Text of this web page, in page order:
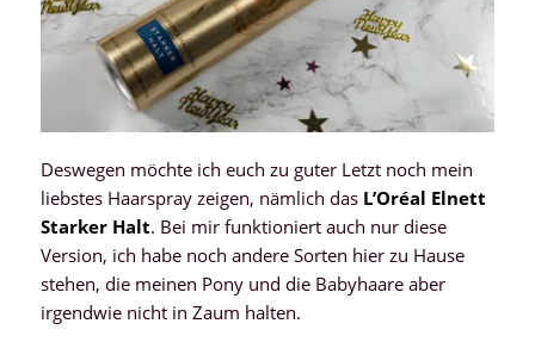
Deswegen möchte ich euch zu guter Letzt noch mein
liebstes Haarspray zeigen, nämlich das L’Oréal Elnett
Starker Halt. Bei mir funktioniert auch nur diese
Version, ich habe noch andere Sorten hier zu Hause
stehen, die meinen Pony und die Babyhaare aber
irgendwie nicht in Zaum halten.